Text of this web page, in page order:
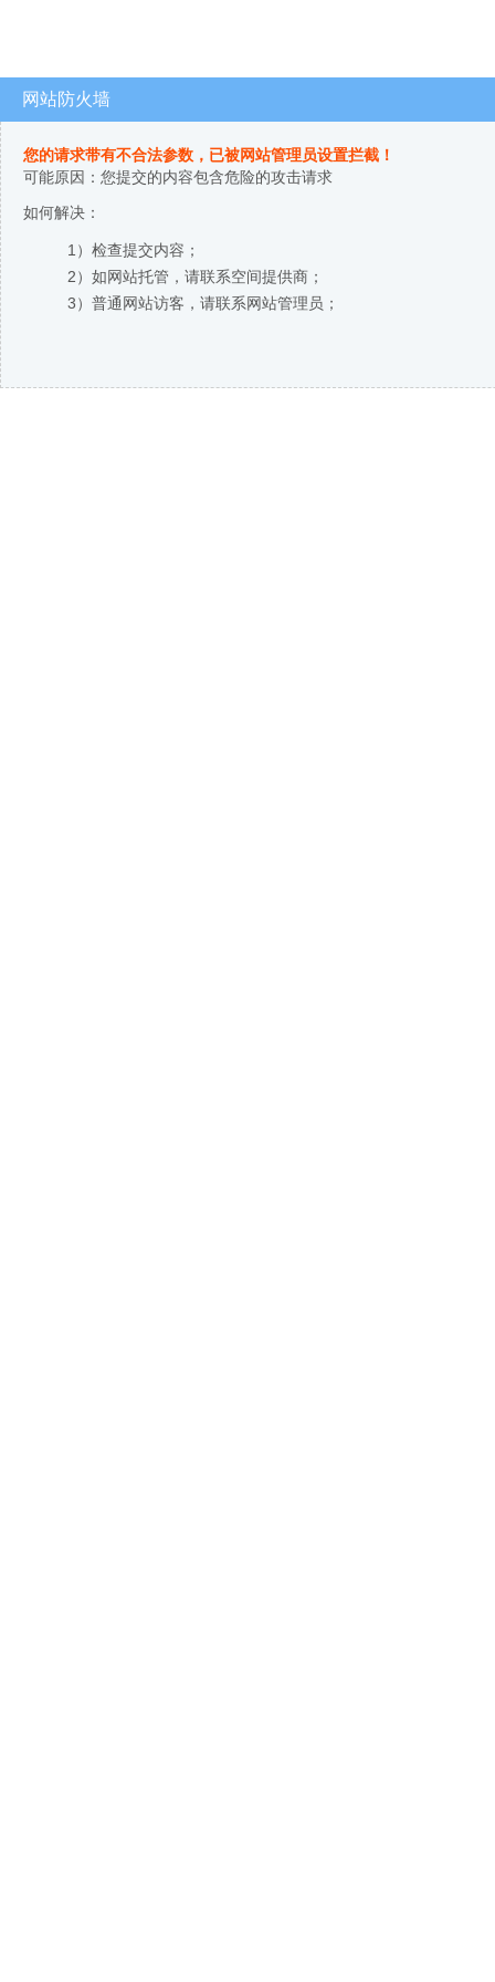
网站防火墙
您的请求带有不合法参数，已被网站管理员设置拦截！
可能原因：您提交的内容包含危险的攻击请求
如何解决：
1）检查提交内容；
2）如网站托管，请联系空间提供商；
3）普通网站访客，请联系网站管理员；